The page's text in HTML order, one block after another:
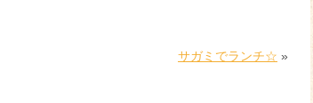
サガミでランチ☆ »